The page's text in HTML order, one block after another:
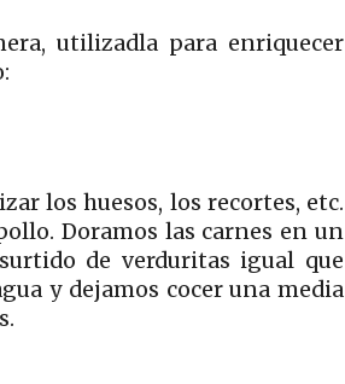
utilizadla para enriquecer
los huesos, los recortes, etc.
Doramos las carnes en un
de verduritas igual que
y dejamos cocer una media